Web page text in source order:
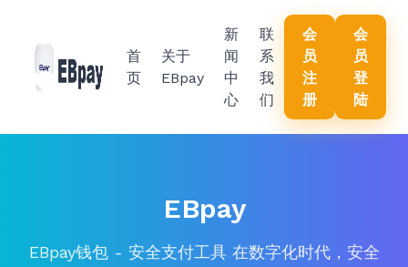
首
页
关于
EBpay
新
闻
中
心
联
系
我
们
会
员
注
册
会
员
登
陆
EBpay
EBpay钱包 - 安全支付工具 在数字化时代，安全